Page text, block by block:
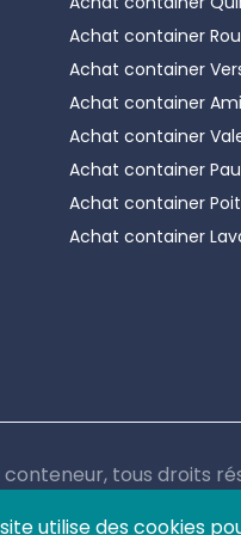
Achat container
Achat container
Achat container
Achat container
Achat container Pau
Achat container
Achat container
tous droits
utilise des cookies